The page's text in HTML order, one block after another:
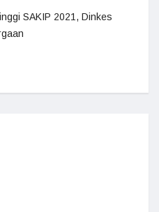
SAKIP 2021, Dinkes